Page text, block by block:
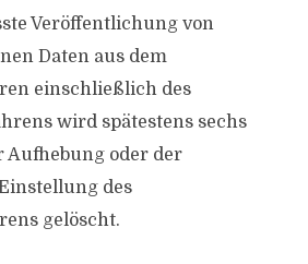
Veröffentlichung von
Daten aus dem
einschließlich des
wird spätestens sechs
Aufhebung oder der
des
gelöscht.